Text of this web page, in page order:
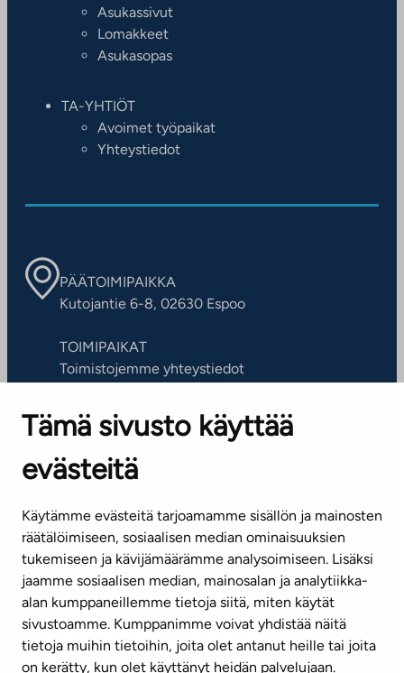
Tämä sivusto käyttää
evästeitä
Käytämme evästeitä tarjoamamme sisällön ja mainosten
räätälöimiseen, sosiaalisen median ominaisuuksien
tukemiseen ja kävijämäärämme analysoimiseen. Lisäksi
jaamme sosiaalisen median, mainosalan ja analytiikka-
alan kumppaneillemme tietoja siitä, miten käytät
sivustoamme. Kumppanimme voivat yhdistää näitä
tietoja muihin tietoihin, joita olet antanut heille tai joita
on kerätty, kun olet käyttänyt heidän palvelujaan.
Asukassivut
Lomakkeet
Asukasopas
TA-YHTIÖT
Avoimet työpaikat
Yhteystiedot
PÄÄTOIMIPAIKKA
Kutojantie 6-8, 02630 Espoo
TOIMIPAIKAT
Toimistojemme yhteystiedot
ASIAKASPALVELUKESKUS
Puh. 045 7734 3777
(arkisin klo 8-16)
info@ta.fi
Tilaa uutiskirje
Mediapankki